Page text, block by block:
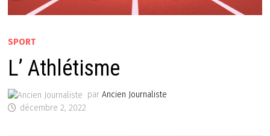
SPORT
L’ Athlétisme
parAncien Journaliste
décembre 2, 2022